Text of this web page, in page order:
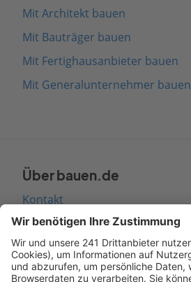
Mit Architekt bauen
Mit Bauträger bauen
Mit Fertighausanbieter bauen
Mit Generalunternehmer bauen
Über bauen.de
Kontakt
Seitenaufbau
Barrierefreiheit
Cookie Einstellungen